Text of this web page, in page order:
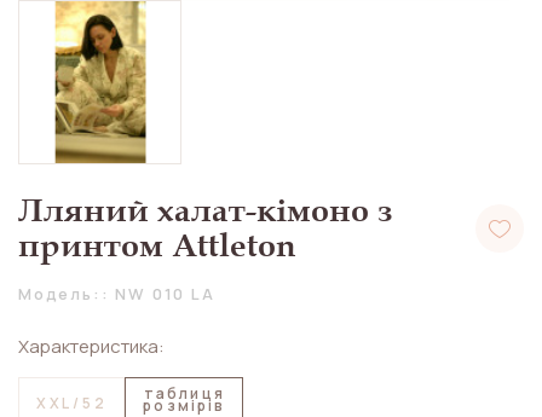
Лляний халат-кімоно з
принтом Attleton
Модель:: NW 010 LA
Характеристика:
XXL/52 таблиця
розмірів